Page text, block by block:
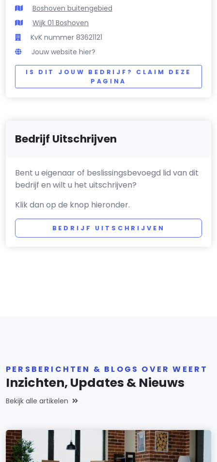
Boshoven buitengebied
Wijk 01 Boshoven
KvK nummer 83621121
Jouw website hier?
IS DIT JOUW BEDRIJF? CLAIM DEZE
PAGINA
Bedrijf Uitschrijven
Bent u eigenaar of beslissingsbevoegd lid van dit
bedrijf en wilt u het uitschrijven?
Klik dan op de knop hieronder.
BEDRIJF UITSCHRIJVEN
PERSBERICHTEN & BLOGS OVER WEERT
Inzichten, Updates & Nieuws
Bekijk alle artikelen